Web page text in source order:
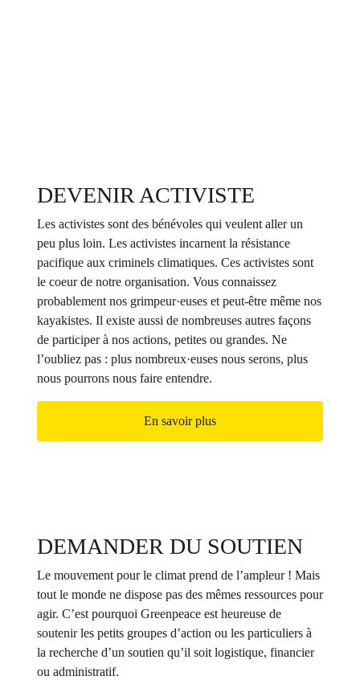
DEVENIR ACTIVISTE
Les activistes sont des bénévoles qui veulent aller un
peu plus loin. Les activistes incarnent la résistance
pacifique aux criminels climatiques. Ces activistes sont
le coeur de notre organisation. Vous connaissez
probablement nos grimpeur·euses et peut-être même nos
kayakistes. Il existe aussi de nombreuses autres façons
de participer à nos actions, petites ou grandes. Ne
l’oubliez pas : plus nombreux·euses nous serons, plus
nous pourrons nous faire entendre.
En savoir plus
DEMANDER DU SOUTIEN
Le mouvement pour le climat prend de l’ampleur ! Mais
tout le monde ne dispose pas des mêmes ressources pour
agir. C’est pourquoi Greenpeace est heureuse de
soutenir les petits groupes d’action ou les particuliers à
la recherche d’un soutien qu’il soit logistique, financier
ou administratif.